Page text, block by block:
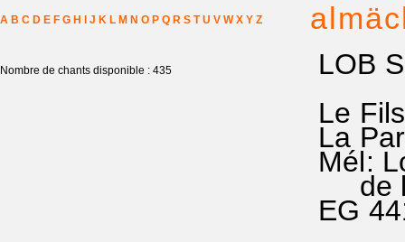
A B C D E F G H J K L M N O P Q R S T U V W X Y Z
Nombre de chants disponible : 435
LOB
Le
La
Mél:
de la
EG